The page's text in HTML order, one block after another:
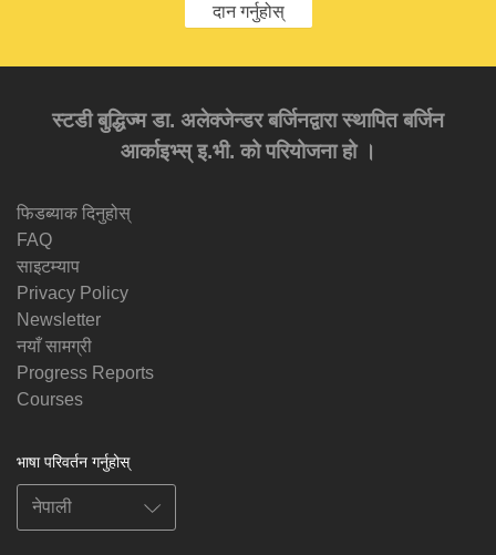
दान गर्नुहोस्
स्टडी बुद्धिज्म डा. अलेक्जेन्डर बर्जिनद्वारा स्थापित बर्जिन
आर्काइभ्स् इ.भी. को परियोजना हो ।
फिडब्याक दिनुहोस्
FAQ
साइटम्याप
Privacy Policy
Newsletter
नयाँ सामग्री
Progress Reports
Courses
भाषा परिवर्तन गर्नुहोस्